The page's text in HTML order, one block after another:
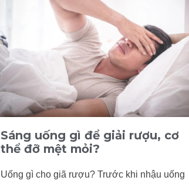
Sáng uống gì để giải rượu, cơ
thể đỡ mệt mỏi?
Uống gì cho giã rượu? Trước khi nhậu uống